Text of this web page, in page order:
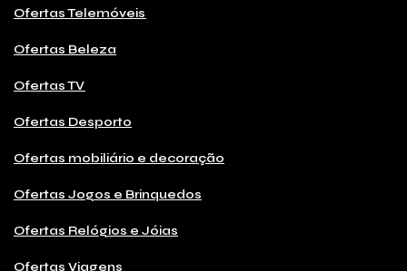
Ofertas Telemóveis
Ofertas Beleza
Ofertas TV
Ofertas Desporto
Ofertas mobiliário e decoração
Ofertas Jogos e Brinquedos
Ofertas Relógios e Jóias
Ofertas Viagens